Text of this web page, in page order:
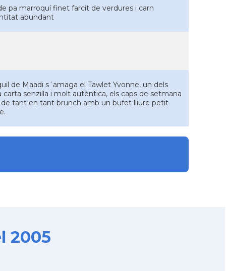
pa marroquí finet farcit de verdures i carn
abundant
de Maadi s´amaga el Tawlet Yvonne, un dels
senzilla i molt autèntica, els caps de setmana
tant en tant brunch amb un bufet lliure petit
2005